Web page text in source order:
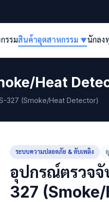
รรมสินค้าอุตสาหกรรม ▼นักลง
Heat
327 (Smoke/Heat Detector)
ระบบความปลอดภัย & ดับเพลิง
อุปกรณ์ตรวจ
327